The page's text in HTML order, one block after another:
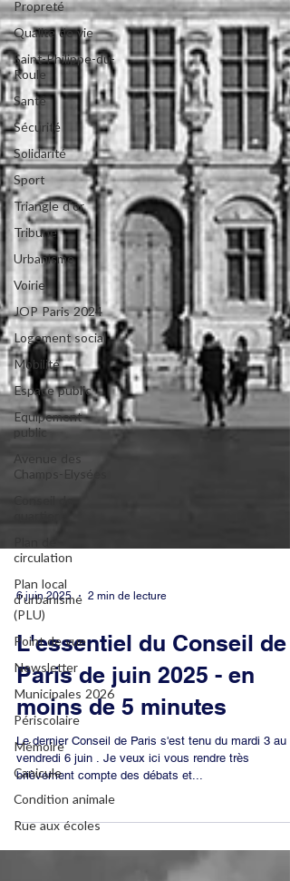
Propreté
Qualité de vie
Saint-Philippe-du-
Roule
Santé
Sécurité
Solidarité
Sport
Triangle d'or
Tribune
Urbanisme
Voirie
JOP Paris 2024
Logement social
Mobilité
Espace public
Equipement
public
Avenue des
Champs-Elysées
circulation
Plan local
d'urbanisme
(PLU)
Point de vue
Newsletter
Municipales 2026
Périscolaire
Mémoire
Canicule
Condition animale
Rue aux écoles
6 juin 2025 2 min de lecture
L'essentiel du Conseil de
Paris de juin 2025 - en
moins de 5 minutes
vendredi 6 juin . Je veux ici vous rendre très
brièvement compte des débats et...